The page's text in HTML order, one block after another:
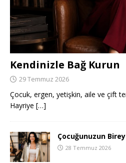
Kendinizle Bağ Kurun
29 Temmuz 2026
Çocuk, ergen, yetişkin, aile ve çift
Hayriye […]
Çocuğunuzun
28 Temmuz 2026